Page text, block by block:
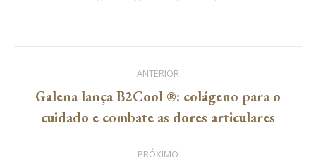
post:
ANTERIOR
Post
anterior:
Galena lança B2Cool ®: colágeno para o
cuidado e combate as dores articulares
PRÓXIMO